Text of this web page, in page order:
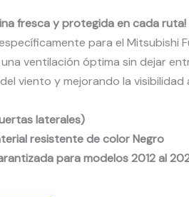
fresca y protegida en cada ruta!
para el Mitsubishi
ventilación óptima sin dejar
viento y mejorando la visibilidad
laterales)
resistente de color Negro
para modelos 2012 al